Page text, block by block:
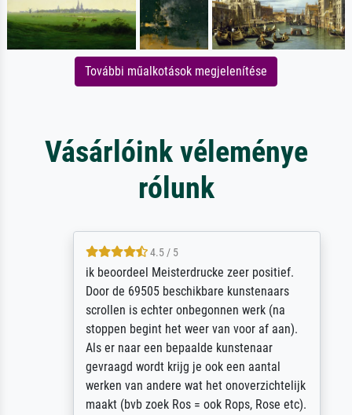
További műalkotások megjelenítése
Vásárlóink véleménye
rólunk
4.5 / 5
ik beoordeel Meisterdrucke zeer positief.
Door de 69505 beschikbare kunstenaars
scrollen is echter onbegonnen werk (na
stoppen begint het weer van voor af aan).
Als er naar een bepaalde kunstenaar
gevraagd wordt krijg je ook een aantal
werken van andere wat het onoverzichtelijk
maakt (bvb zoek Ros = ook Rops, Rose etc).